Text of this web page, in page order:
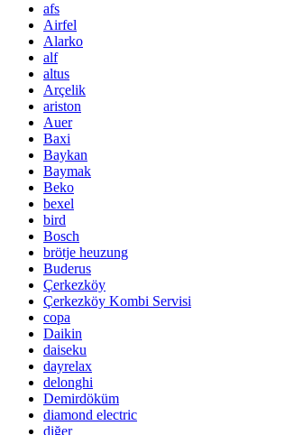
afs
Airfel
Alarko
alf
altus
Arçelik
ariston
Auer
Baxi
Baykan
Baymak
Beko
bexel
bird
Bosch
brötje heuzung
Buderus
Çerkezköy
Çerkezköy Kombi Servisi
copa
Daikin
daiseku
dayrelax
delonghi
Demirdöküm
diamond electric
diğer